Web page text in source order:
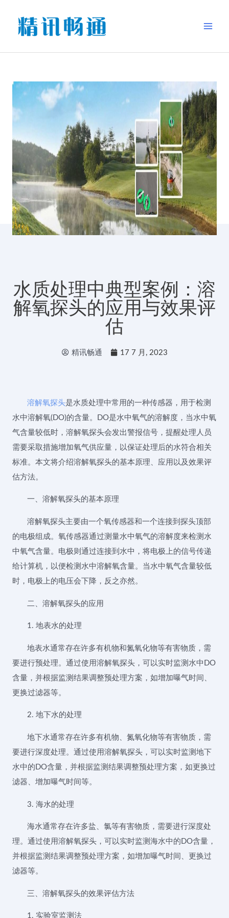
水质处理中典型案例：溶
解氧探头的应用与效果评
估
精讯畅通 17 7 月, 2023
溶解氧探头是水质处理中常用的一种传感器，用于检测
水中溶解氧(DO)的含量。DO是水中氧气的溶解度，当水中氧
气含量较低时，溶解氧探头会发出警报信号，提醒处理人员
需要采取措施增加氧气供应量，以保证处理后的水符合相关
标准。本文将介绍溶解氧探头的基本原理、应用以及效果评
估方法。
一、溶解氧探头的基本原理
溶解氧探头主要由一个氧传感器和一个连接到探头顶部
的电极组成。氧传感器通过测量水中氧气的溶解度来检测水
中氧气含量。电极则通过连接到水中，将电极上的信号传递
给计算机，以便检测水中溶解氧含量。当水中氧气含量较低
时，电极上的电压会下降，反之亦然。
二、溶解氧探头的应用
1. 地表水的处理
地表水通常存在许多有机物和氮氧化物等有害物质，需
要进行预处理。通过使用溶解氧探头，可以实时监测水中DO
含量，并根据监测结果调整预处理方案，如增加曝气时间、
更换过滤器等。
2. 地下水的处理
地下水通常存在许多有机物、氮氧化物等有害物质，需
要进行深度处理。通过使用溶解氧探头，可以实时监测地下
水中的DO含量，并根据监测结果调整预处理方案，如更换过
滤器、增加曝气时间等。
3. 海水的处理
海水通常存在许多盐、氯等有害物质，需要进行深度处
理。通过使用溶解氧探头，可以实时监测海水中的DO含量，
并根据监测结果调整预处理方案，如增加曝气时间、更换过
滤器等。
三、溶解氧探头的效果评估方法
1. 实验室监测法